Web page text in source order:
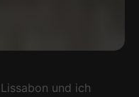
und ich